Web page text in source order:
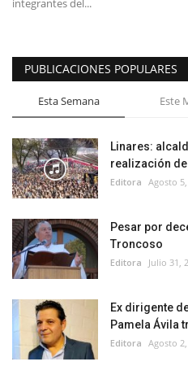
integrantes del...
PUBLICACIONES POPULARES
Esta Semana Este
Linares:
realización de
Editora Agosto
Pesar por
Troncoso
Editora Julio 31,
Ex dirigente
Pamela Ávila
Editora Agosto